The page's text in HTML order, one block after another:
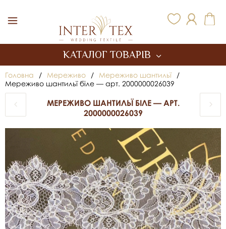
КАТАЛОГ ТОВАРІВ
Головна / Мереживо / Мереживо шантильї
/
Мереживо шантильї біле — арт. 2000000026039
МЕРЕЖИВО ШАНТИЛЬЇ БІЛЕ — АРТ.
2000000026039